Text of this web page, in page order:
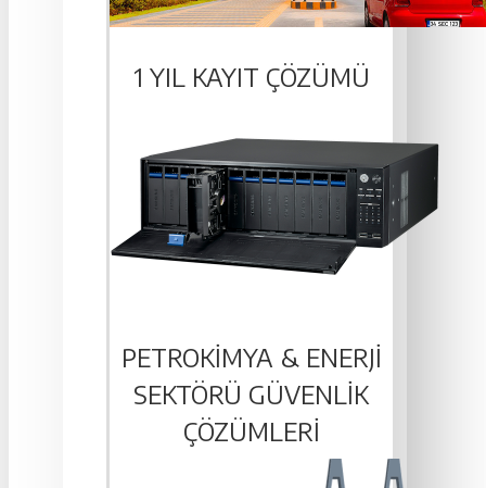
1 YIL KAYIT ÇÖZÜMÜ
PETROKIMYA & ENERJI
SEKTÖRÜ GÜVENLIK
ÇÖZÜMLERI